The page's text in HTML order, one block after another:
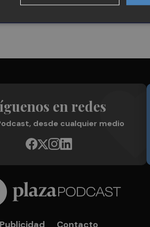
en redes
desde cualquier medio
Publicidad Contacto